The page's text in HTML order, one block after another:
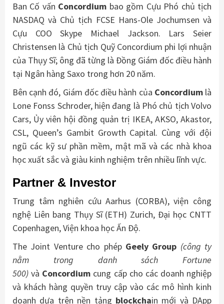
Ban Cố vấn Concordium bao gồm Cựu Phó chủ tịch
NASDAQ và Chủ tịch FCSE Hans-Ole Jochumsen và
Cựu COO Skype Michael Jackson. Lars Seier
Christensen là Chủ tịch Quỹ Concordium phi lợi nhuận
của Thụy Sĩ; ông đã từng là Đồng Giám đốc điều hành
tại Ngân hàng Saxo trong hơn 20 năm.
Bên cạnh đó, Giám đốc điều hành của Concordiumlà
Lone Fonss Schroder, hiện đang là Phó chủ tịch Volvo
Cars, Ủy viên hội đồng quản trị IKEA, AKSO, Akastor,
CSL, Queen’s Gambit Growth Capital. Cùng với đội
ngũ các kỹ sư phần mềm, mật mã và các nhà khoa
học xuất sắc và giàu kinh nghiệm trên nhiều lĩnh vực.
Partner & Investor
Trung tâm nghiên cứu Aarhus (CORBA), viện công
nghệ Liên bang Thụy Sĩ (ETH) Zurich, Đại học CNTT
Copenhagen, Viện khoa học Ấn Độ.
The Joint Venture cho phép Geely Group (công ty
nằm trong danh sách Fortune
500) và Concordium cung cấp cho các doanh nghiệp
và khách hàng quyền truy cập vào các mô hình kinh
doanh dựa trên nền tảng blockchain mới và DApp